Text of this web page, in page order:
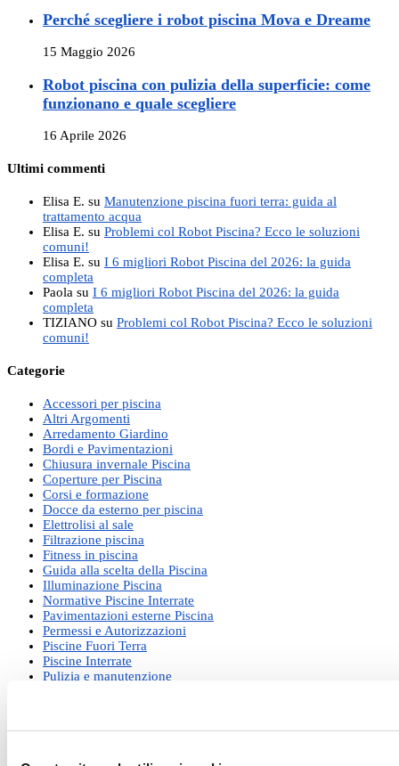
Perché scegliere i robot piscina Mova e Dreame
15 Maggio 2026
Robot piscina con pulizia della superficie: come
funzionano e quale scegliere
16 Aprile 2026
Ultimi commenti
Elisa E. su Manutenzione piscina fuori terra: guida al
trattamento acqua
Elisa E. su Problemi col Robot Piscina? Ecco le soluzioni
comuni!
Elisa E. su I 6 migliori Robot Piscina del 2026: la guida
completa
Paola su I 6 migliori Robot Piscina del 2026: la guida
completa
TIZIANO su Problemi col Robot Piscina? Ecco le soluzioni
comuni!
Categorie
Accessori per piscina
Altri Argomenti
Arredamento Giardino
Bordi e Pavimentazioni
Chiusura invernale Piscina
Coperture per Piscina
Corsi e formazione
Docce da esterno per piscina
Elettrolisi al sale
Filtrazione piscina
Fitness in piscina
Guida alla scelta della Piscina
Illuminazione Piscina
Normative Piscine Interrate
Pavimentazioni esterne Piscina
Permessi e Autorizzazioni
Piscine Fuori Terra
Piscine Interrate
Pulizia e manutenzione